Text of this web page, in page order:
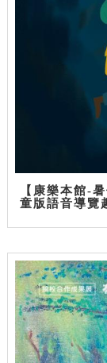
【康樂本館-
童版語音導覽